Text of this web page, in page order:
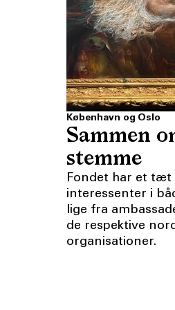
København og Oslo
Sammen
stemme
Fondet har et tæt
interessenter i
lige fra
de respektive
organisationer.